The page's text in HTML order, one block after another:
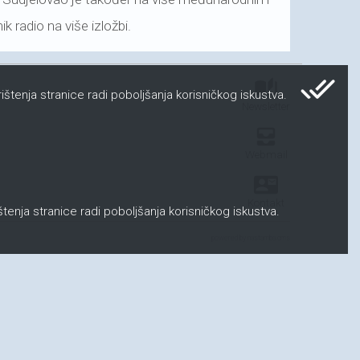
radio na više izložbi.
auto_stories done_all
stranice radi poboljšanja korisničkog iskustva.
stranice radi poboljšanja korisničkog iskustva.